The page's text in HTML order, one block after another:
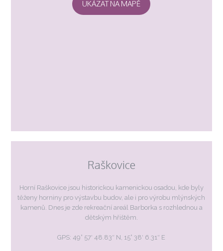
UKÁZAT NA MAPĚ
Raškovice
Horní Raškovice jsou historickou kamenickou osadou, kde byly
těženy horniny pro výstavbu budov, ale i pro výrobu mlýnských
kamenů. Dnes je zde rekreační areál Barborka s rozhlednou a
dětským hřištěm.
GPS: 49° 57′ 48.83″ N, 15° 38′ 6.31″ E